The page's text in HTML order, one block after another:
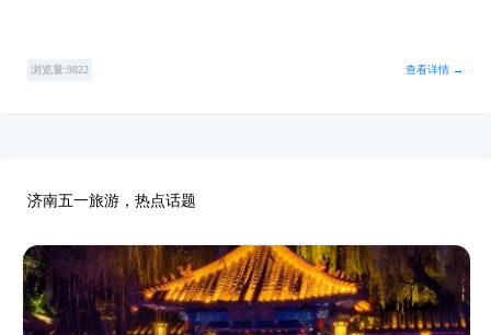
浏览量:9822 查看详情 →
济南五一旅游，热点话题